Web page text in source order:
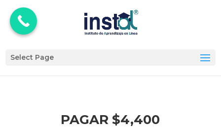
Select Page
PAGAR $4,400